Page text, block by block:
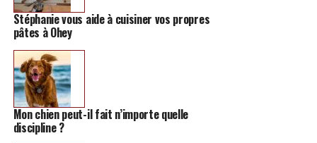
Stéphanie vous aide à cuisiner vos propres
pâtes à Ohey
Mon chien peut-il fait n’importe quelle
discipline ?